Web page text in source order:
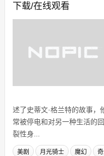
下载/在线观看
述了史蒂文·格兰特的故事
常被停电和对另一种生活的
裂性身...
美剧 月光骑士 魔幻